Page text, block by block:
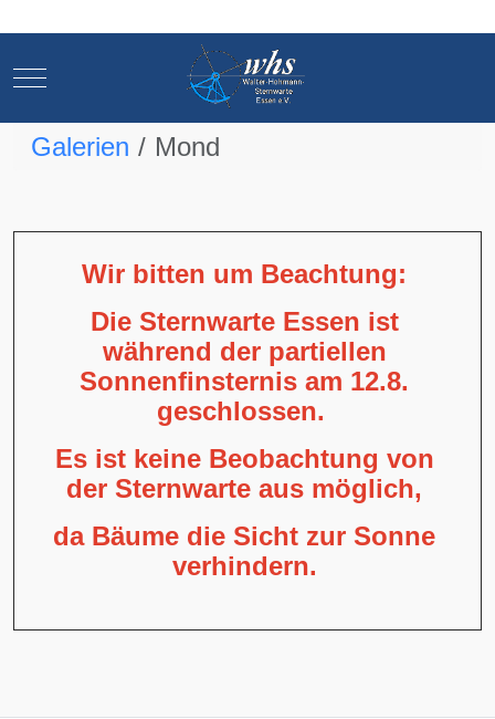
Mobile Menu Toggle
Galerien Mond
Wir bitten um Beachtung:
Die Sternwarte Essen ist
während der partiellen
Sonnenfinsternis am 12.8.
geschlossen.
Es ist keine Beobachtung von
der Sternwarte aus möglich,
da Bäume die Sicht zur Sonne
verhindern.